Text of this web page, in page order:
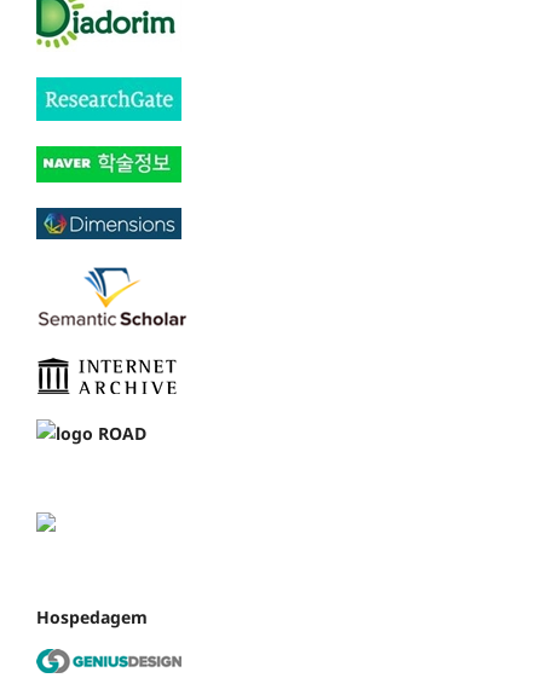
Hospedagem